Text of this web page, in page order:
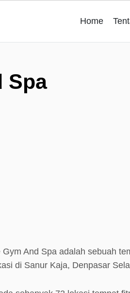
Home
Spa
Gym And Spa adalah sebuah
di Sanur Kaja, Denpasar